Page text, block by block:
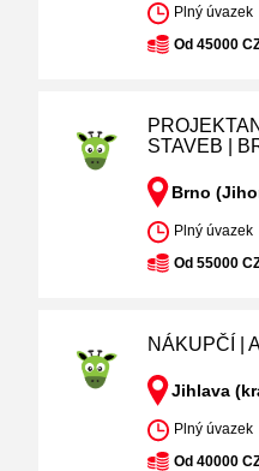
Plný úvazek
Od 45000
STAVEB |
Brno
Plný úvazek
Od 55000
NÁKUPČÍ |
Jihlava
Plný úvazek
Od 40000